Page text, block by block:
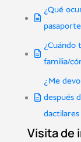
¿Qué
¿Cuándo
familia/
¿Me
después
Visita de